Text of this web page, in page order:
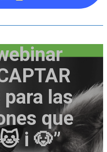
para las
que
i 🐶”